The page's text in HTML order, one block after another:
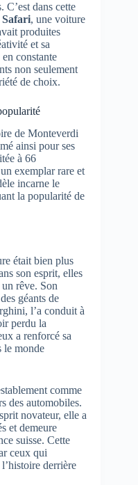
C’est dans cette
, une voiture
produites
et sa
constante
non seulement
de choix.
de Monteverdi
ainsi pour ses
à 66
exemplar rare et
incarne le
la popularité de
était bien plus
son esprit, elles
rêve. Son
géants de
l’a conduit à
perdu la
a renforcé sa
le monde
comme
des automobiles.
novateur, elle a
et demeure
suisse. Cette
ceux qui
derrière